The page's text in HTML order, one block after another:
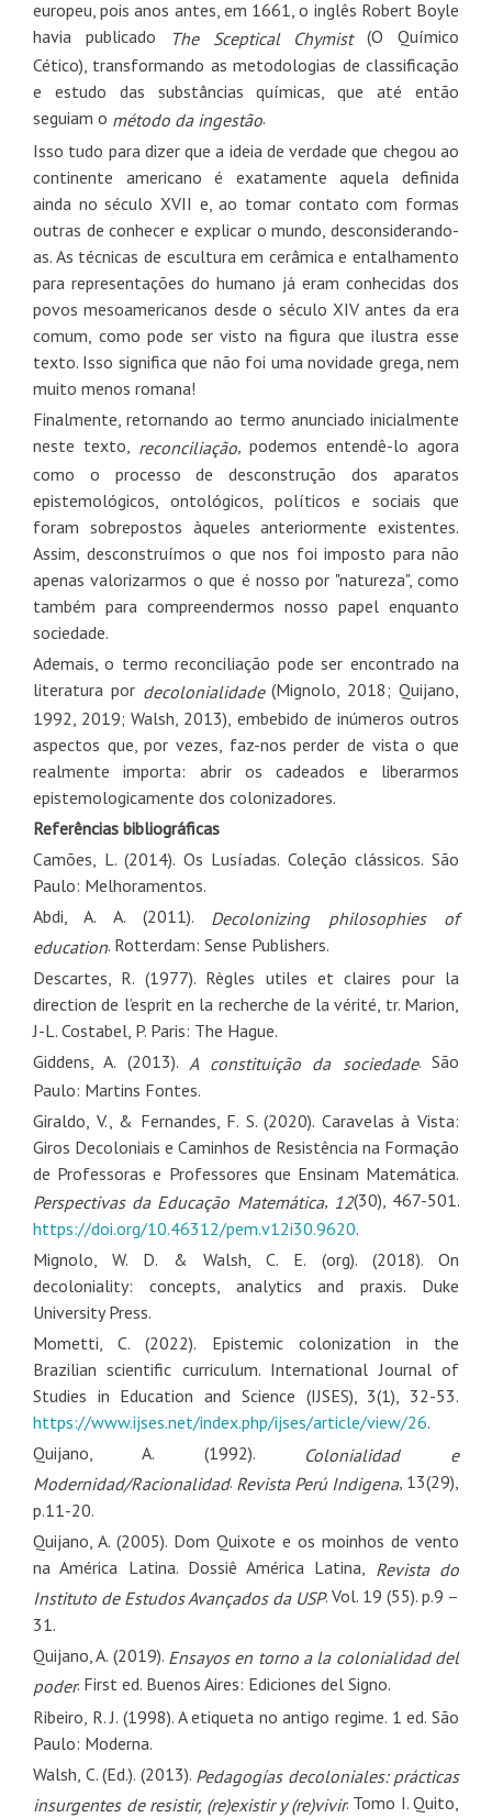
europeu, pois anos antes, em 1661, o inglês Robert Boyle
havia publicado
The Sceptical Chymist(O Químico
Cético), transformando as metodologias de classificação
e estudo das substâncias químicas, que até então
seguiam o método da ingestão.
Isso tudo para dizer que a ideia de verdade que chegou ao
continente americano é exatamente aquela definida
ainda no século XVII e, ao tomar contato com formas
outras de conhecer e explicar o mundo, desconsiderando-
as. As técnicas de escultura em cerâmica e entalhamento
para representações do humano já eram conhecidas dos
povos mesoamericanos desde o século XIV antes da era
comum, como pode ser visto na figura que ilustra esse
texto. Isso significa que não foi uma novidade grega, nem
muito menos romana!
Finalmente, retornando ao termo anunciado inicialmente
neste texto, reconciliação, podemos entendê-lo agora
como o processo de desconstrução dos aparatos
epistemológicos, ontológicos, políticos e sociais que
foram sobrepostos àqueles anteriormente existentes.
Assim, desconstruímos o que nos foi imposto para não
apenas valorizarmos o que é nosso por "natureza", como
também para compreendermos nosso papel enquanto
sociedade.
Ademais, o termo reconciliação pode ser encontrado na
literatura por decolonialidade(Mignolo, 2018; Quijano,
1992, 2019; Walsh, 2013), embebido de inúmeros outros
aspectos que, por vezes, faz-nos perder de vista o que
realmente importa: abrir os cadeados e liberarmos
epistemologicamente dos colonizadores.
Referências bibliográficas
Camões, L. (2014). Os Lusíadas. Coleção clássicos. São
Paulo: Melhoramentos.
Abdi, A. A. (2011). Decolonizing philosophies of
education. Rotterdam: Sense Publishers.
Descartes, R. (1977). Règles utiles et claires pour la
direction de l’esprit en la recherche de la vérité, tr. Marion,
J-L. Costabel, P. Paris: The Hague.
Giddens, A. (2013). A constituição da sociedade. São
Paulo: Martins Fontes.
Giraldo, V., & Fernandes, F. S. (2020). Caravelas à Vista:
Giros Decoloniais e Caminhos de Resistência na Formação
de Professoras e Professores que Ensinam Matemática.
Perspectivas da Educação Matemática, 12(30), 467-501.
https://doi.org/10.46312/pem.v12i30.9620.
Mignolo, W. D. & Walsh, C. E. (org). (2018). On
decoloniality: concepts, analytics and praxis. Duke
University Press.
Mometti, C. (2022). Epistemic colonization in the
Brazilian scientific curriculum. International Journal of
Studies in Education and Science (IJSES), 3(1), 32-53.
https://www.ijses.net/index.php/ijses/article/view/26.
Quijano, A. (1992). Colonialidad e
Modernidad/Racionalidad. Revista Perú Indigena, 13(29),
p.11-20.
Quijano, A. (2005). Dom Quixote e os moinhos de vento
na América Latina. Dossiê América Latina, Revista do
Instituto de Estudos Avançados da USP. Vol. 19 (55). p.9 –
31.
Quijano, A. (2019). Ensayos en torno a la colonialidad del
poder. First ed. Buenos Aires: Ediciones del Signo.
Ribeiro, R. J. (1998). A etiqueta no antigo regime. 1 ed. São
Paulo: Moderna.
Walsh, C. (Ed.). (2013). Pedagogías decoloniales: prácticas
insurgentes de resistir, (re)existir y (re)vivir. Tomo I. Quito,